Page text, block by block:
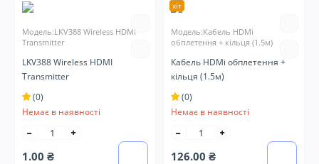
Модель:LKV388 Wireless HDMI
Transmitter
LKV388 Wireless HDMI
Transmitter
(0)
Немає в наявності
1.00 ₴
хіт
Модель:Кабель HDMi
обплетення + кільця (1.5м)
Кабель HDMi обплетення +
кільця (1.5м)
(0)
Немає в наявності
126.00 ₴